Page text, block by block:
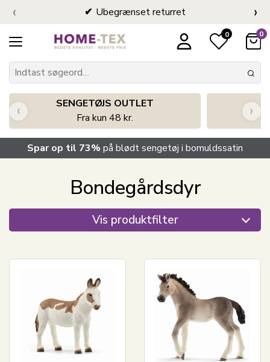
Ubegrænset returret
‹ ›
0 0
SENGETØJS OUTLET
Fra kun 48 kr.
‹ ›
Spar op til 73% på blødt sengetøj i bomuldssatin
Bondegårdsdyr
Vis produktfilter